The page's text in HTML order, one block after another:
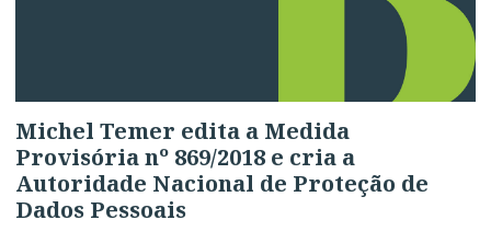
Michel Temer edita a Medida
Provisória nº 869/2018 e cria a
Autoridade Nacional de Proteção de
Dados Pessoais